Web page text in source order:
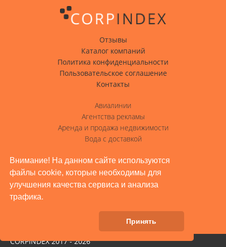
Внимание! На данном сайте используются
файлы cookie, которые необходимы для
улучшения качества сервиса и анализа
трафика.
Принять
Отзывы
Каталог компаний
Политика конфиденциальности
Пользовательское соглашение
Контакты
Авиалинии
Агентства рекламы
Аренда и продажа недвижимости
Вода с доставкой
Грузовые перевозки
Доставка грузов
Здоровье и красота
CORPINDEX 2017 - 2026